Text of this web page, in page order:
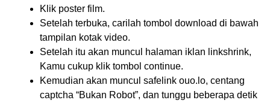
Klik poster film.
Setelah terbuka, carilah tombol download di bawah
tampilan kotak video.
Setelah itu akan muncul halaman iklan linkshrink,
Kamu cukup klik tombol continue.
Kemudian akan muncul safelink ouo.lo, centang
captcha “Bukan Robot”, dan tunggu beberapa detik